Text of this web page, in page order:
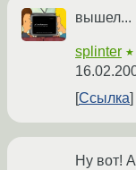
вышел...
splinter
Ссылка
Ну вот!